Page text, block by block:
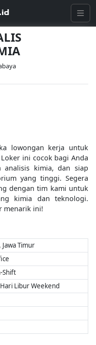
lowongan kerja untuk
ini cocok bagi Anda
analisis kimia, dan siap
yang tinggi. Segera
dengan tim kami untuk
kimia dan teknologi.
menarik ini!
Jawa Timur
Shift
Libur Weekend